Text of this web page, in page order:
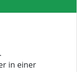
in einer